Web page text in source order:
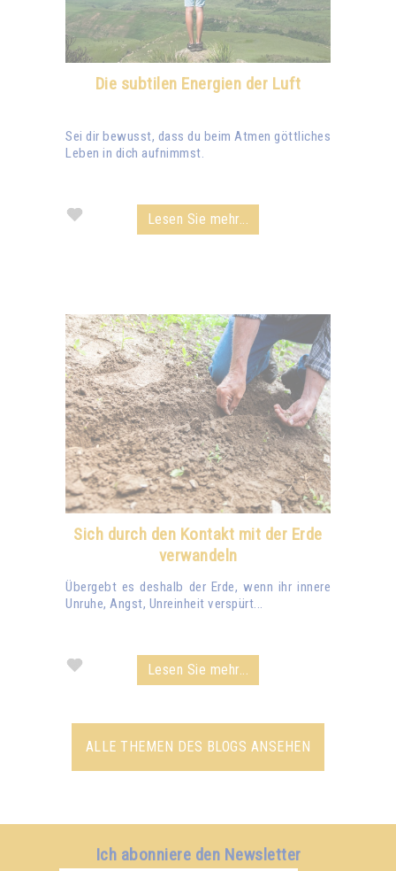
Die subtilen Energien der Luft
Sei dir bewusst, dass du beim Atmen göttliches
Leben in dich aufnimmst.
Lesen Sie mehr...
Sich durch den Kontakt mit der Erde
verwandeln
Übergebt es deshalb der Erde, wenn ihr innere
Unruhe, Angst, Unreinheit verspürt...
Lesen Sie mehr...
ALLE THEMEN DES BLOGS ANSEHEN
Ich abonniere den Newsletter